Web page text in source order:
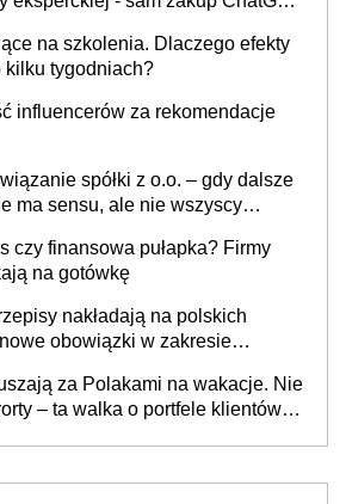
na szkolenia. Dlaczego efekty
kilku tygodniach?
influencerów za rekomendacje
spółki z o.o. – gdy dalsze
ma sensu, ale nie wszyscy
czy finansowa pułapka? Firmy
na gotówkę
nakładają na polskich
obowiązki w zakresie
za Polakami na wakacje. Nie
– ta walka o portfele klientów